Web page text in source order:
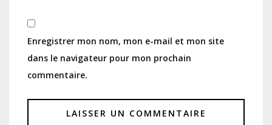
Enregistrer mon nom, mon e-mail et mon site
dans le navigateur pour mon prochain
commentaire.